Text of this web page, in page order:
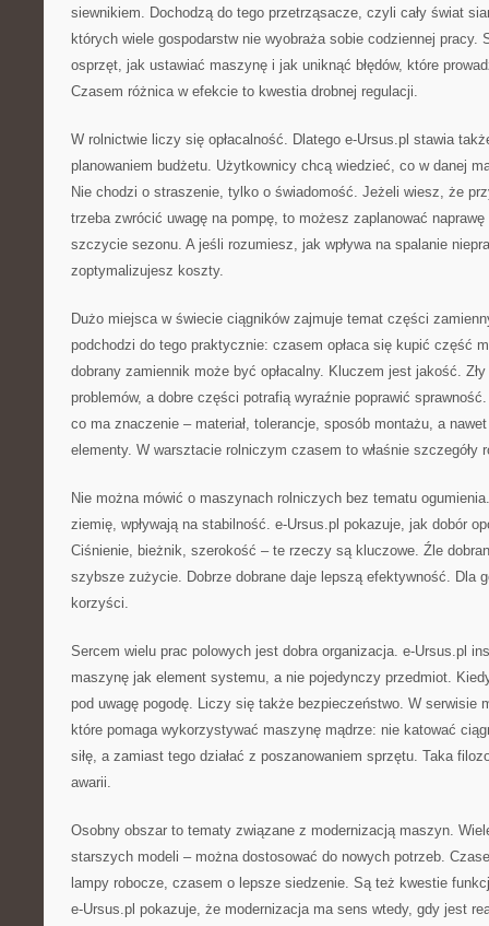
siewnikiem. Dochodzą do tego przetrząsacze, czyli cały świat
których wiele gospodarstw nie wyobraża sobie codziennej pracy.
osprzęt, jak ustawiać maszynę i jak uniknąć błędów, które
Czasem różnica w efekcie to kwestia drobnej regulacji.
W rolnictwie liczy się opłacalność. Dlatego e-Ursus.pl stawia
planowaniem budżetu. Użytkownicy chcą wiedzieć, co w danej
Nie chodzi o straszenie, tylko o świadomość. Jeżeli wiesz, że
trzeba zwrócić uwagę na pompę, to możesz zaplanować naprawę
szczycie sezonu. A jeśli rozumiesz, jak wpływa na spalanie
zoptymalizujesz koszty.
Dużo miejsca w świecie ciągników zajmuje temat części
podchodzi do tego praktycznie: czasem opłaca się kupić część
dobrany zamiennik może być opłacalny. Kluczem jest jakość.
problemów, a dobre części potrafią wyraźnie poprawić
co ma znaczenie – materiał, tolerancje, sposób montażu, a
elementy. W warsztacie rolniczym czasem to właśnie szczegóły
Nie można mówić o maszynach rolniczych bez tematu
ziemię, wpływają na stabilność. e-Ursus.pl pokazuje, jak dobór
Ciśnienie, bieżnik, szerokość – te rzeczy są kluczowe. Źle
szybsze zużycie. Dobrze dobrane daje lepszą efektywność. Dla
korzyści.
Sercem wielu prac polowych jest dobra organizacja. e-Ursus.pl
maszynę jak element systemu, a nie pojedynczy przedmiot.
pod uwagę pogodę. Liczy się także bezpieczeństwo. W serwisie
które pomaga wykorzystywać maszynę mądrze: nie katować
siłę, a zamiast tego działać z poszanowaniem sprzętu. Taka
awarii.
Osobny obszar to tematy związane z modernizacją maszyn.
starszych modeli – można dostosować do nowych potrzeb.
lampy robocze, czasem o lepsze siedzenie. Są też kwestie
e-Ursus.pl pokazuje, że modernizacja ma sens wtedy, gdy jest